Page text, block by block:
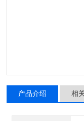
产品介绍 相